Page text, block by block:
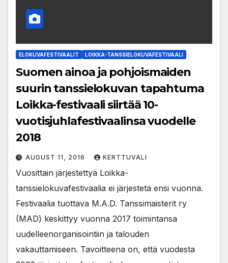
ELOKUVAFESTIVAALIT LOIKKA-TANSSIELOKUVAFESTIVAALI
Suomen ainoa ja pohjoismaiden
suurin tanssielokuvan tapahtuma
Loikka-festivaali siirtää 10-
vuotisjuhlafestivaalinsa vuodelle
2018
AUGUST 11, 2016 KERTTUVALI
Vuosittain järjestettyä Loikka-
tanssielokuvafestivaalia ei järjestetä ensi vuonna.
Festivaalia tuottava M.A.D. Tanssimaisterit ry
(MAD) keskittyy vuonna 2017 toimintansa
uudelleenorganisointiin ja talouden
vakauttamiseen. Tavoitteena on, että vuodesta